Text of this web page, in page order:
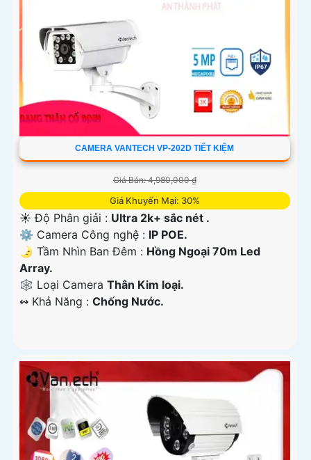
CAMERA VANTECH VP-202D TIẾT KIỆM
Giá Bán: 4,980,000 ₫
Giá Khuyến Mại: 30%
☀️ Độ Phân giải : Ultra 2k+ sắc nét .
⚙ Camera Công nghệ : IP POE.
🌛 Tầm Nhìn Ban Đêm : Hồng Ngoại 70m Led
Array.
🕸️ Loại Camera Thân Kim loại.
️↭ Khả Năng : Chống Nước.